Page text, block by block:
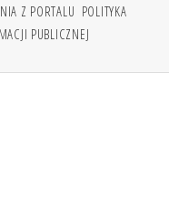
Z PORTALU POLITYKA
PUBLICZNEJ